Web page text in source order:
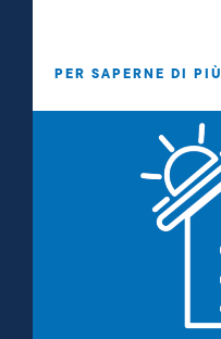
PER SAPERNE DI PIÙ